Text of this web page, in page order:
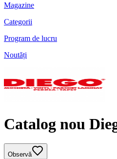
Magazine
Categorii
Program de lucru
Noutăți
Catalog nou
Observă